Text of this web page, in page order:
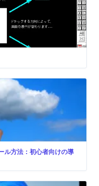
ル方法：初心者向けの導